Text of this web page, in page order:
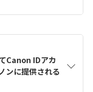
ラ】Canon IDとは
方法は？をご確認く
Canon IDアカ
ンに提供される